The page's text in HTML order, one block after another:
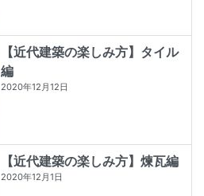
【近代建築の楽しみ方】タイル
編
2020年12月12日
【近代建築の楽しみ方】煉瓦編
2020年12月1日